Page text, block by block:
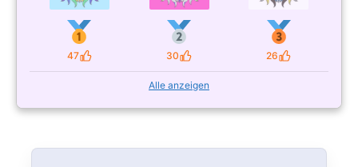
47
Likes 30
Likes 26
Likes
Alle anzeigen